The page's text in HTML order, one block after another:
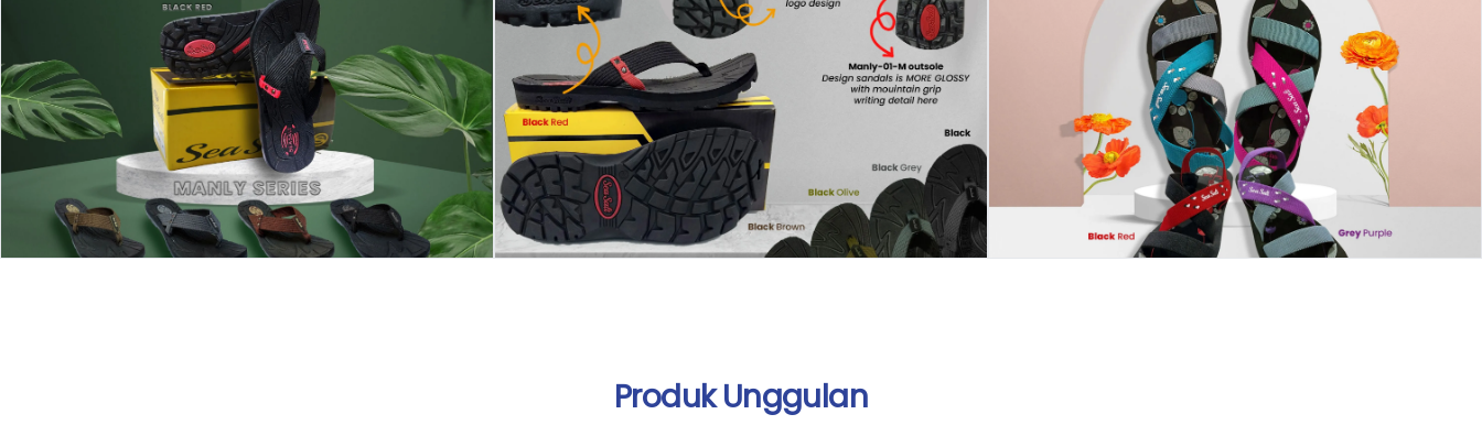
Produk Unggulan